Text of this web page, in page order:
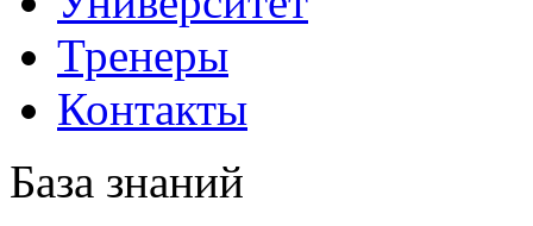
Тренеры
Контакты
База знаний